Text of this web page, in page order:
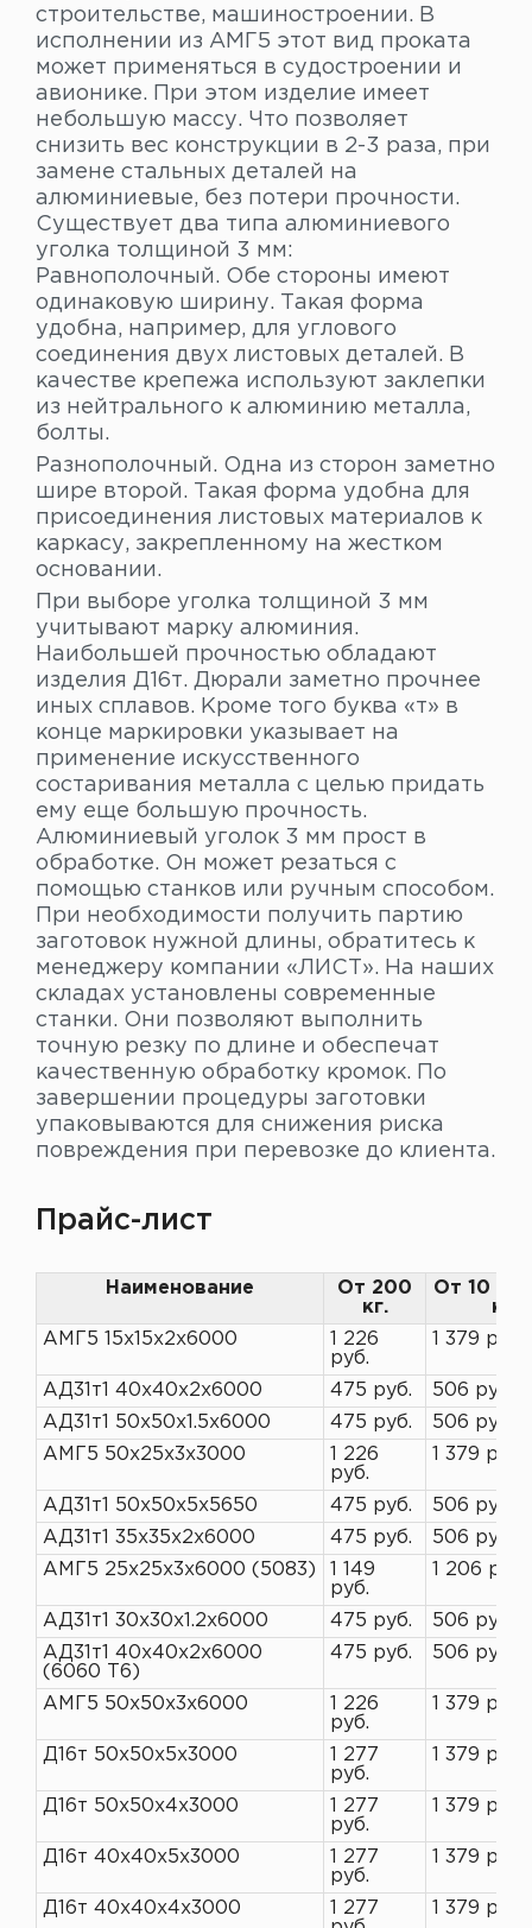
строительстве, машиностроении. В
исполнении из АМГ5 этот вид проката
может применяться в судостроении и
авионике. При этом изделие имеет
небольшую массу. Что позволяет
снизить вес конструкции в 2-3 раза, при
замене стальных деталей на
алюминиевые, без потери прочности.
Существует два типа алюминиевого
уголка толщиной 3 мм:
Равнополочный. Обе стороны имеют
одинаковую ширину. Такая форма
удобна, например, для углового
соединения двух листовых деталей. В
качестве крепежа используют заклепки
из нейтрального к алюминию металла,
болты.
Разнополочный. Одна из сторон заметно
шире второй. Такая форма удобна для
присоединения листовых материалов к
каркасу, закрепленному на жестком
основании.
При выборе уголка толщиной 3 мм
учитывают марку алюминия.
Наибольшей прочностью обладают
изделия Д16т. Дюрали заметно прочнее
иных сплавов. Кроме того буква «т» в
конце маркировки указывает на
применение искусственного
состаривания металла с целью придать
ему еще большую прочность.
Алюминиевый уголок 3 мм прост в
обработке. Он может резаться с
помощью станков или ручным способом.
При необходимости получить партию
заготовок нужной длины, обратитесь к
менеджеру компании «ЛИСТ». На наших
складах установлены современные
станки. Они позволяют выполнить
точную резку по длине и обеспечат
качественную обработку кромок. По
завершении процедуры заготовки
упаковываются для снижения риска
повреждения при перевозке до клиента.
Прайс-лист
Наименование
От 200
кг.
От 10 до
кг
АМГ5 15х15х2х6000
1 226
руб.
1 379 руб.
АД31т1 40х40х2х6000 475 руб.
506 руб.
АД31т1 50х50х1.5х6000
475 руб.
506 руб.
АМГ5 50х25х3х3000
1 226
руб.
1 379 руб.
АД31т1 50х50х5х5650 475 руб.
506 руб.
АД31т1 35х35х2х6000
475 руб.
506 руб.
АМГ5 25х25х3х6000 (5083)
1 149
руб.
1 206 руб.
АД31т1 30х30х1.2х6000 475 руб.
506 руб.
АД31т1 40х40х2х6000
(6060 Т6)
475 руб. 506 руб.
АМГ5 50х50х3х6000
1 226
руб.
1 379 руб.
Д16т 50х50х5х3000
1 277
руб.
1 379 руб.
Д16т 50х50х4х3000
1 277
руб.
1 379 руб.
Д16т 40х40х5х3000
1 277
руб.
1 379 руб.
Д16т 40х40х4х3000
1 277
1 379 руб.